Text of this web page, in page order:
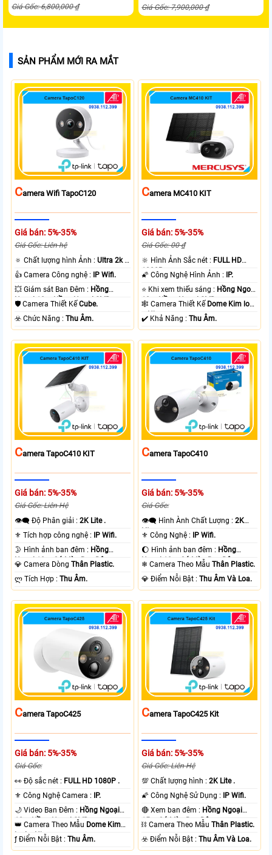
Giá Gốc: 6,800,000 ₫ Giá Gốc: 7,900,000 ₫
SẢN PHẨM MỚI RA MẮT
CAmera Wifi TapoC120
Giá bán: 5%-35%
Giá Gốc: Liên hệ
🔅 Chất lượng hình Ảnh :Ultra 2k +
.
👍 Camera Công nghệ : IP Wifi.
💥 Giám sát Ban Đêm : Hồng
Ngoại 10m Hồng Ngoại SMD.
🛡 Camera Thiết KếCube.
️☣️ Chức Năng :Thu Âm.
CAmera MC410 KIT
Giá bán: 5%-35%
Giá Gốc: 00 ₫
🔆 Hình Ảnh Sắc nét : FULL HD
1080P .
🌠 Công Nghệ Hình Ảnh : IP.
⭐ Khi xem thiếu sáng : Hồng Ngoại
10m Hồng Ngoại SMD.
🕸️ Camera Thiết Kế Dome Kim loại
+ Nhựa.
️✔️ Khả Năng :Thu Âm.
CAmera TapoC410 KIT
Giá bán: 5%-35%
Giá Gốc: Liên Hệ
👁️‍🗨 Độ Phân giải :2K Lite .
⚜️ Tích hợp công nghệ : IP Wifi.
🌛 Hình ảnh ban đêm : Hồng
Ngoại 10m Có Màu Ban Ðêm.
💎 Camera DòngThân Plastic.
️ლ Tích Hợp :Thu Âm.
CAmera TapoC410
Giá bán: 5%-35%
Giá Gốc:
👁️‍🗨 Hình Ành Chất Lượng :2K
Lite .
⚜️ Công Nghệ : IP Wifi.
🌔 Hình ảnh ban đêm : Hồng
Ngoại 10m Có Màu Ban Ðêm.
❄ Camera Theo MẫuThân Plastic.
️💎 Điểm Nỗi Bật :Thu Âm Và Loa.
CAmera TapoC425
Giá bán: 5%-35%
Giá Gốc:
️👀 Độ sắc nét : FULL HD 1080P .
⚜️ Công Nghệ Camera : IP.
🌙 Video Ban Đêm : Hồng Ngoại
10m Hồng Ngoại SMD.
👑 Camera Theo Mẫu Dome Kim
loại + Nhựa.
️ƒ Điểm Nỗi Bật :Thu Âm.
CAmera TapoC425 Kit
Giá bán: 5%-35%
Giá Gốc: Liên Hệ
💯 Chất lượng hình :2K Lite .
🌠 Công Nghệ Sử Dụng : IP Wifi.
🔴 Xem ban đêm : Hồng Ngoại
15m Có Màu Ban Ðêm.
⛓ Camera Theo MẫuThân Plastic.
️☣️ Điểm Nỗi Bật :Thu Âm Và Loa.